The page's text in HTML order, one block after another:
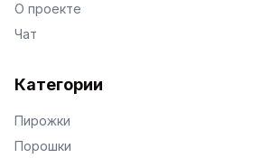
О проекте
Чат
Категории
Пирожки
Порошки